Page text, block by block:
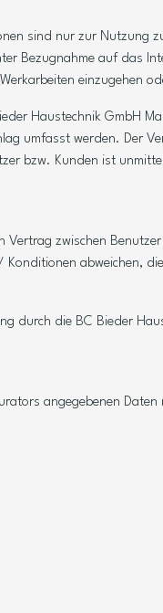
sind nur zur Nutzung
Bezugnahme auf das
einzugehen
Haustechnik GmbH
umfasst werden. Der
bzw. Kunden ist
zwischen
abweichen,
durch die BC Bieder
angegebenen